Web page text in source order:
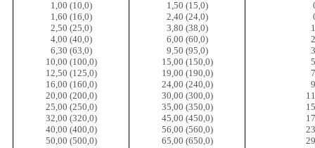
1,00 (10,0)
1,50 (15,0)
1,60 (16,0)
2,40 (24,0)
2,50 (25,0)
3,80 (38,0)
4,00 (40,0)
6,00 (60,0)
6,30 (63,0)
9,50 (95,0)
10,00 (100,0)
15,00 (150,0)
12,50 (125,0)
19,00 (190,0)
16,00 (160,0)
24,00 (240,0)
20,00 (200,0)
30,00 (300,0)
25,00 (250,0)
35,00 (350,0)
32,00 (320,0)
45,00 (450,0)
40,00 (400,0)
56,00 (560,0)
50,00 (500,0)
65,00 (650,0)